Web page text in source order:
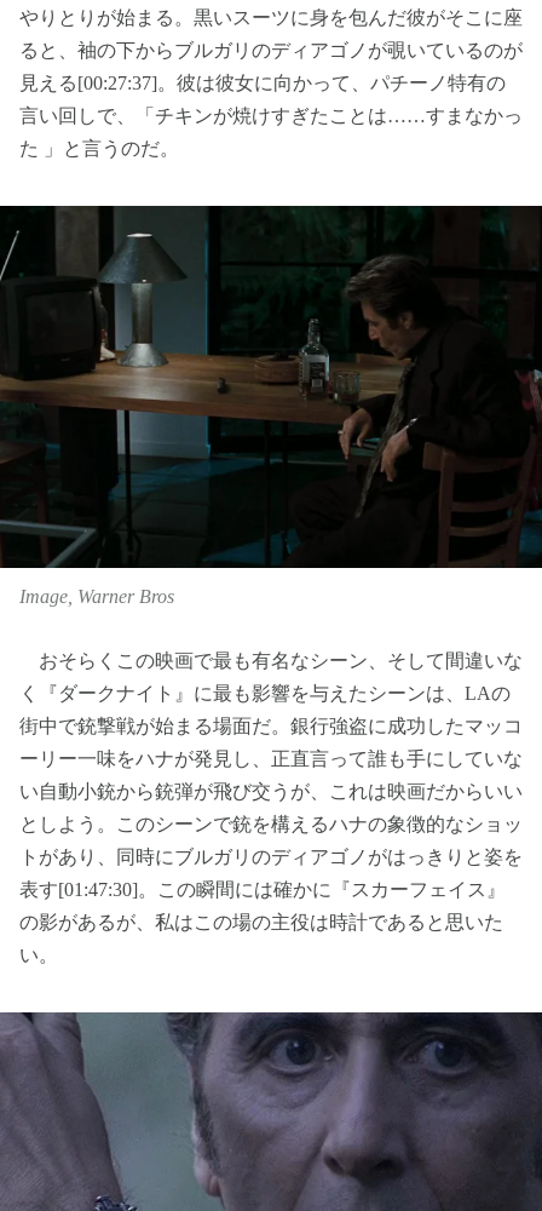
やりとりが始まる。黒いスーツに身を包んだ彼がそこに座
ると、袖の下からブルガリのディアゴノが覗いているのが
見える[00:27:37]。彼は彼女に向かって、パチーノ特有の
言い回しで、「チキンが焼けすぎたことは……すまなかっ
た 」と言うのだ。
Image, Warner Bros
おそらくこの映画で最も有名なシーン、そして間違いな
く『ダークナイト』に最も影響を与えたシーンは、LAの
街中で銃撃戦が始まる場面だ。銀行強盗に成功したマッコ
ーリー一味をハナが発見し、正直言って誰も手にしていな
い自動小銃から銃弾が飛び交うが、これは映画だからいい
としよう。このシーンで銃を構えるハナの象徴的なショッ
トがあり、同時にブルガリのディアゴノがはっきりと姿を
表す[01:47:30]。この瞬間には確かに『スカーフェイス』
の影があるが、私はこの場の主役は時計であると思いた
い。